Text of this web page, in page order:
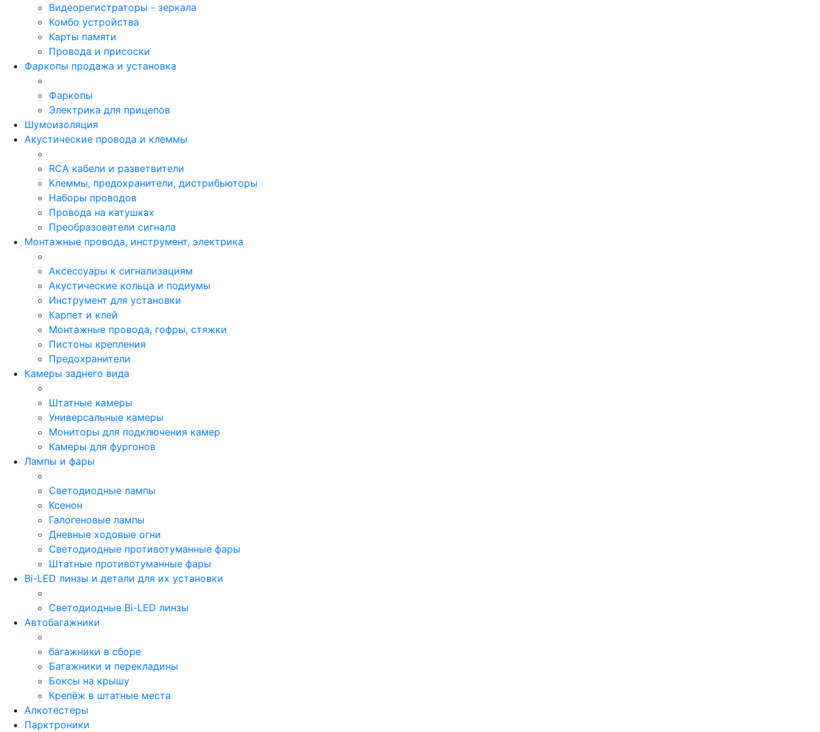
Видеорегистраторы - зеркала
Комбо устройства
Карты памяти
Провода и присоски
Фаркопы продажа и установка
Фаркопы
Электрика для прицепов
Шумоизоляция
Акустические провода и клеммы
RCA кабели и разветвители
Клеммы, предохранители, дистрибьюторы
Наборы проводов
Провода на катушках
Преобразователи сигнала
Монтажные провода, инструмент, электрика
Аксессуары к сигнализациям
Акустические кольца и подиумы
Инструмент для установки
Карпет и клей
Монтажные провода, гофры, стяжки
Пистоны крепления
Предохранители
Камеры заднего вида
Штатные камеры
Универсальные камеры
Мониторы для подключения камер
Камеры для фургонов
Лампы и фары
Светодиодные лампы
Ксенон
Галогеновые лампы
Дневные ходовые огни
Светодиодные противотуманные фары
Штатные противотуманные фары
Bi-LED линзы и детали для их установки
Светодиодные Bi-LED линзы
Автобагажники
багажники в сборе
Багажники и перекладины
Боксы на крышу
Крепёж в штатные места
Алкотестеры
Парктроники